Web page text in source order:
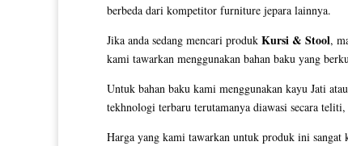
berbeda dari kompetitor furniture jepara lainnya.
Jika anda sedang mencari produk Kursi & Stool,
kami tawarkan menggunakan bahan baku yang
Untuk bahan baku kami menggunakan kayu Jati
tekhnologi terbaru terutamanya diawasi secara
Harga yang kami tawarkan untuk produk ini sangat